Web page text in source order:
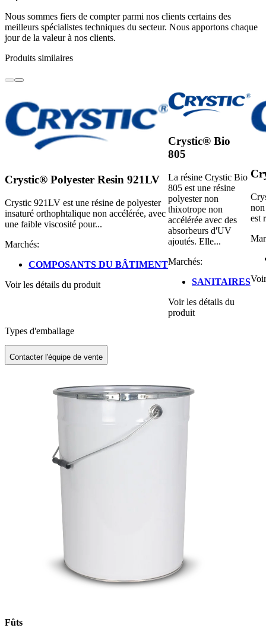
Nous sommes fiers de compter parmi nos clients certains des
meilleurs spécialistes techniques du secteur. Nous apportons chaque
jour de la valeur à nos clients.
Produits similaires
Crystic® Polyester Resin 921LV
Crystic 921LV est une résine de polyester
insaturé orthophtalique non accélérée, avec
une faible viscosité pour...
Marchés:
COMPOSANTS DU BÂTIMENT
Voir les détails du produit
Crystic® Bio
805
La résine Crystic Bio
805 est une résine
polyester non
thixotrope non
accélérée avec des
absorbeurs d'UV
ajoutés. Elle...
Marchés:
SANITAIRES
Voir les détails du
produit
est
Types d'emballage
Contacter l'équipe de vente
Fûts